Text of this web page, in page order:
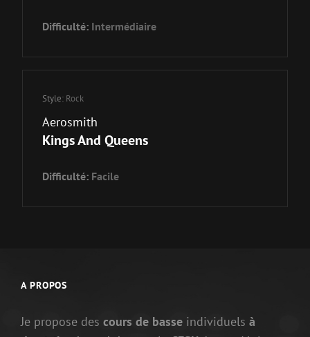
Difficulté: Intermédiaire
Style: Rock
Aerosmith
Kings And Queens
Difficulté: Facile
A PROPOS
Je propose des cours de basse individuels à